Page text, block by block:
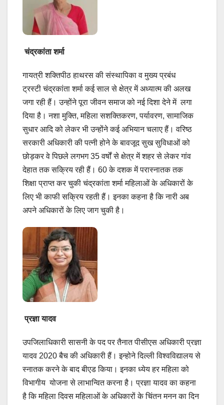
चंद्रकांता शर्मा
गायत्री शक्तिपीठ हाथरस की संस्थापिका व मुख्य प्रबंध
ट्रस्टी चंद्रकांता शर्मा कई साल से क्षेत्र में अध्यात्म की अलख
जगा रही हैं। उन्होंने पूरा जीवन समाज को नई दिशा देने में लगा
दिया है। नशा मुक्ति, महिला सशक्तिकरण, पर्यावरण, सामाजिक
सुधार आदि को लेकर भी उन्होंने कई अभियान चलाए हैं। वरिष्ठ
सरकारी अधिकारी की पत्नी होने के बावजूद सुख सुविधाओं को
छोड़कर वे पिछले लगभग 35 वर्षों से क्षेत्र में शहर से लेकर गांव
देहात तक सक्रिय रही हैं। 60 के दशक में परास्नातक तक
शिक्षा प्राप्त कर चुकी चंद्रकांता शर्मा महिलाओं के अधिकारों के
लिए भी काफी सक्रिय रहती हैं। इनका कहना है कि नारी अब
अपने अधिकारों के लिए जाग चुकी है।
प्रज्ञा यादव
उपजिलाधिकारी सासनी के पद पर तैनात पीसीएस अधिकारी प्रज्ञा
यादव 2020 बैच की अधिकारी हैं। इन्होने दिल्ली विश्वविद्यालय से
स्नातक करने के बाद बीएड किया। इनका ध्येय हर महिला को
विभागीय योजना से लाभान्वित करना है। प्रज्ञा यादव का कहना
है कि महिला दिवस महिलाओं के अधिकारों के चिंतन मनन का दिन